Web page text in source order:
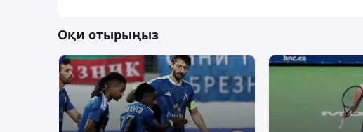
Оқи отырыңыз